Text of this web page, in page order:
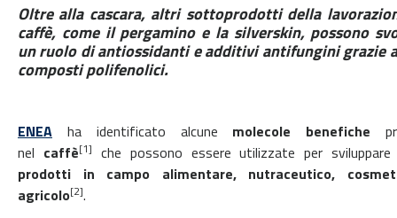
Oltre alla cascara, altri sottoprodotti della
caffè, come il pergamino e la silverskin, possono
un ruolo di antiossidanti e additivi antifungini grazie
composti polifenolici.
ENEA ha identificato alcune molecole benefiche
nel caffè[1] che possono essere utilizzate per
prodotti in campo alimentare, nutraceutico,
agricolo[2].